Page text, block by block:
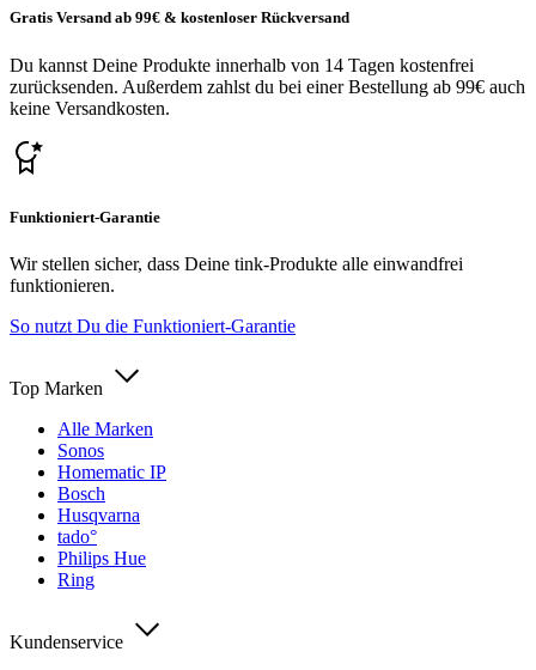
Gratis Versand ab 99€ & kostenloser Rückversand
Du kannst Deine Produkte innerhalb von 14 Tagen kostenfrei
zurücksenden. Außerdem zahlst du bei einer Bestellung ab 99€ auch
keine Versandkosten.
Funktioniert-Garantie
Wir stellen sicher, dass Deine tink-Produkte alle einwandfrei
funktionieren.
So nutzt Du die Funktioniert-Garantie
Top Marken
Alle Marken
Sonos
Homematic IP
Bosch
Husqvarna
tado°
Philips Hue
Ring
Kundenservice